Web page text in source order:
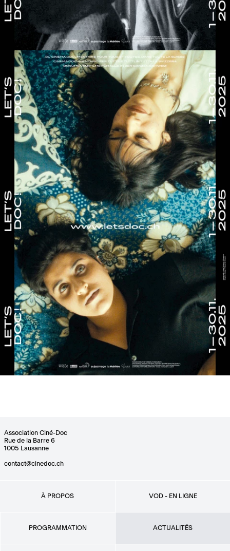
Association Ciné-Doc
Rue de la Barre 6
1005 Lausanne
contact@cinedoc.ch
À PROPOS VOD - EN LIGNE
PROGRAMMATION ACTUALITÉS